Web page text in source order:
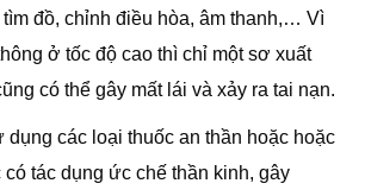
đồ, chỉnh điều hòa, âm thanh,… Vì
ở tốc độ cao thì chỉ một sơ xuất
có thể gây mất lái và xảy ra tai nạn.
dụng các loại thuốc an thần hoặc hoặc
có tác dụng ức chế thần kinh, gây